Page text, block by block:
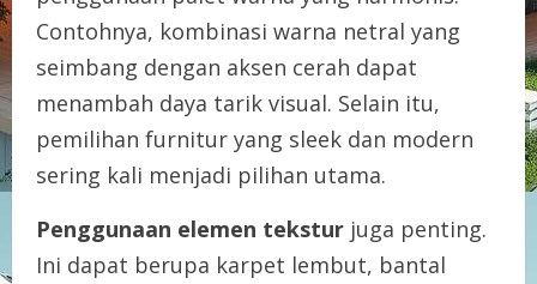
Contohnya, kombinasi warna netral yang
seimbang dengan aksen cerah dapat
menambah daya tarik visual. Selain itu,
pemilihan furnitur yang sleek dan modern
sering kali menjadi pilihan utama.
Penggunaan elemen tekstur juga penting.
Ini dapat berupa karpet lembut, bantal